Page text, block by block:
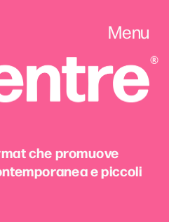
Menu
che promuove
e piccoli